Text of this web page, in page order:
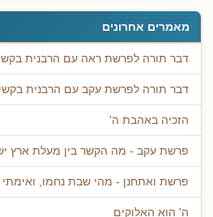
מאמרים אחרונים
דבר תורה לפרשת ראה עם הרבנית בקשי
דבר תורה לפרשת עקב עם הרבנית בקשי
הזכיה באהבת ה'
פרשת עקב - מה הקשר בין מעלת ארץ
פרשת ואתחנן - מהי שבת נחמו,
ה' הוא האלוקים